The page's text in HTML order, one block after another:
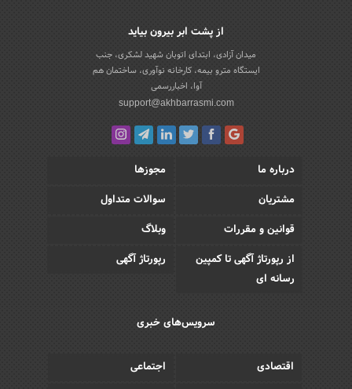
از پشت ابر بیرون بیاید
میدان آزادی، ابتدای اتوبان شهید لشکری، جنب
ایستگاه مترو بیمه، کارخانه نوآوری، ساختمان هم
آوا، اخباررسمی
support@akhbarrasmi.com
درباره ما
مجوزها
مشتریان
سوالات متداول
قوانین و مقررات
وبلاگ
از رپورتاژ آگهی تا کمپین
رسانه ای
رپورتاژ آگهی
سرویس‌های خبری
اقتصادی
اجتماعی